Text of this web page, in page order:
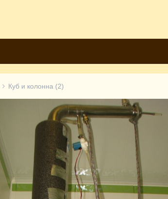
Куб и колонна (2)